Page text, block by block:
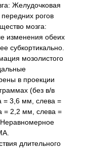
Желудочковая
рогов
мозга:
изменения обеих
субкортикально.
мозолистого
в проекции
(без в/в
= 3,6 мм, слева =
= 2,2 мм, слева =
длительного